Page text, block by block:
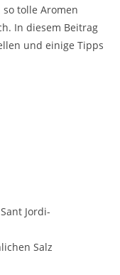
tolle Aromen
In diesem Beitrag
und einige Tipps
Jordi-
Salz